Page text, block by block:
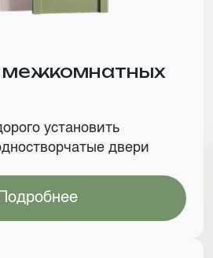
межкомнатных
установить
двери